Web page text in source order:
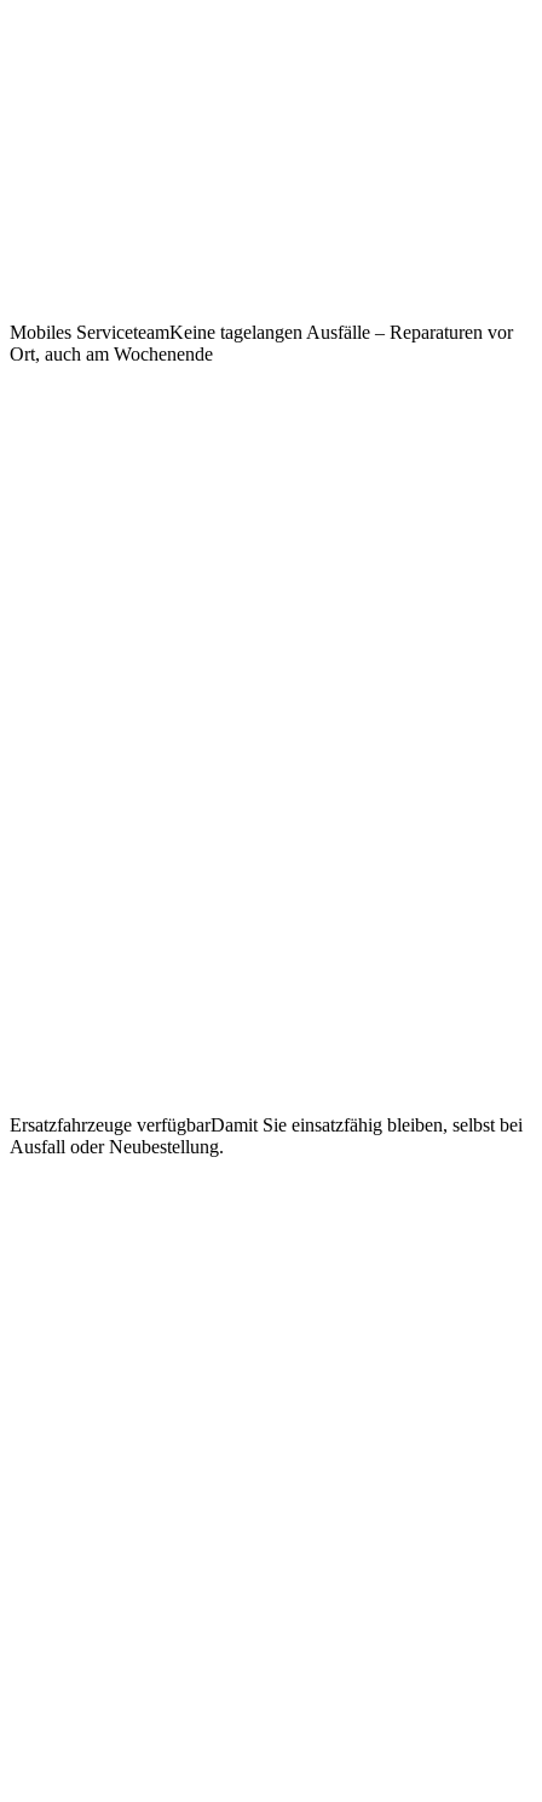
Mobiles ServiceteamKeine tagelangen Ausfälle – Reparaturen vor
Ort, auch am Wochenende
Ersatzfahrzeuge verfügbarDamit Sie einsatzfähig bleiben, selbst bei
Ausfall oder Neubestellung.